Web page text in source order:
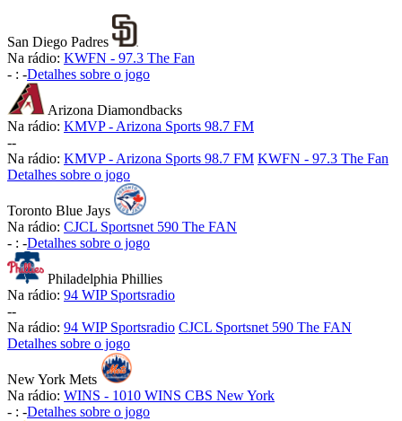
San Diego Padres
Na rádio: KWFN - 97.3 The Fan
- : -Detalhes sobre o jogo
Arizona Diamondbacks
Na rádio: KMVP - Arizona Sports 98.7 FM
--
Na rádio: KMVP - Arizona Sports 98.7 FM KWFN - 97.3 The Fan
Detalhes sobre o jogo
Toronto Blue Jays
Na rádio: CJCL Sportsnet 590 The FAN
- : -Detalhes sobre o jogo
Philadelphia Phillies
Na rádio: 94 WIP Sportsradio
--
Na rádio: 94 WIP Sportsradio CJCL Sportsnet 590 The FAN
Detalhes sobre o jogo
New York Mets
Na rádio: WINS - 1010 WINS CBS New York
- : -Detalhes sobre o jogo